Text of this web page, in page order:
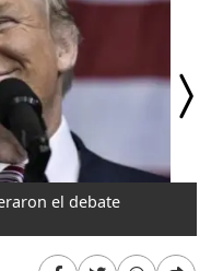
el debate